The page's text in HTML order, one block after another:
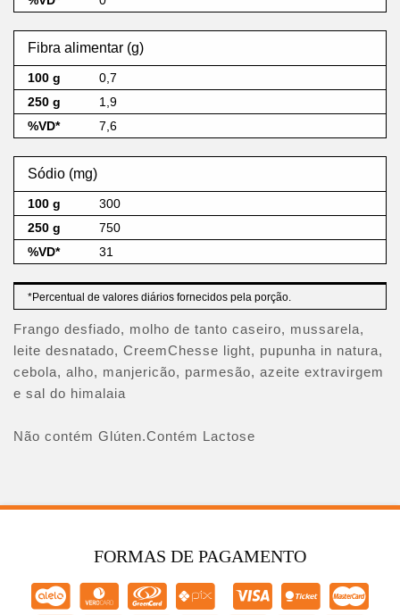
Fibra alimentar (g)
0,7
1,9
7,6
Sódio (mg)
300
750
31
*Percentual de valores diários fornecidos pela porção.
Frango desfiado, molho de tanto caseiro, mussarela,
leite desnatado, CreemChesse light, pupunha in natura,
cebola, alho, manjericão, parmesão, azeite extravirgem
e sal do himalaia
Não contém Glúten.Contém Lactose
FORMAS DE PAGAMENTO